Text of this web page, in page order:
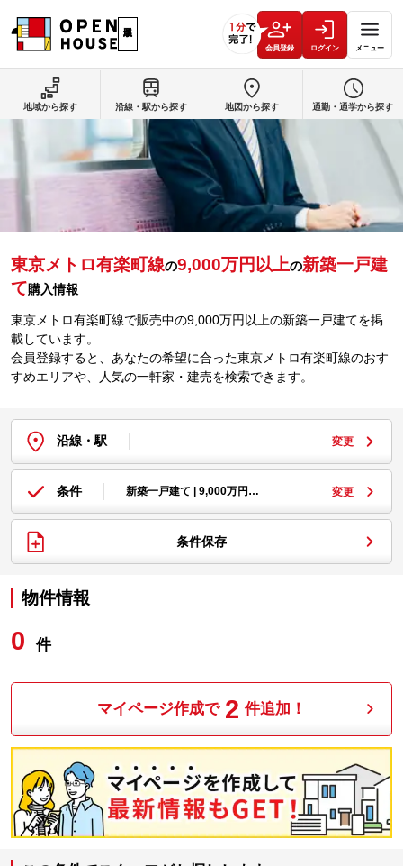
会員登録 ログイン メニュー
東京メトロ有楽町線の9,000万円以上の新築一戸建
て購入情報
東京メトロ有楽町線で販売中の9,000万円以上の新築一戸建てを掲
載しています。
会員登録すると、あなたの希望に合った東京メトロ有楽町線のおす
すめエリアや、人気の一軒家・建売を検索できます。
沿線・駅 変更
条件 新築一戸建て | 9,000万円… 変更
条件保存
物件情報
0 件
マイページ作成で 2 件追加！
地域から探す 沿線・駅から探す 地図から探す 通勤・通学から探す